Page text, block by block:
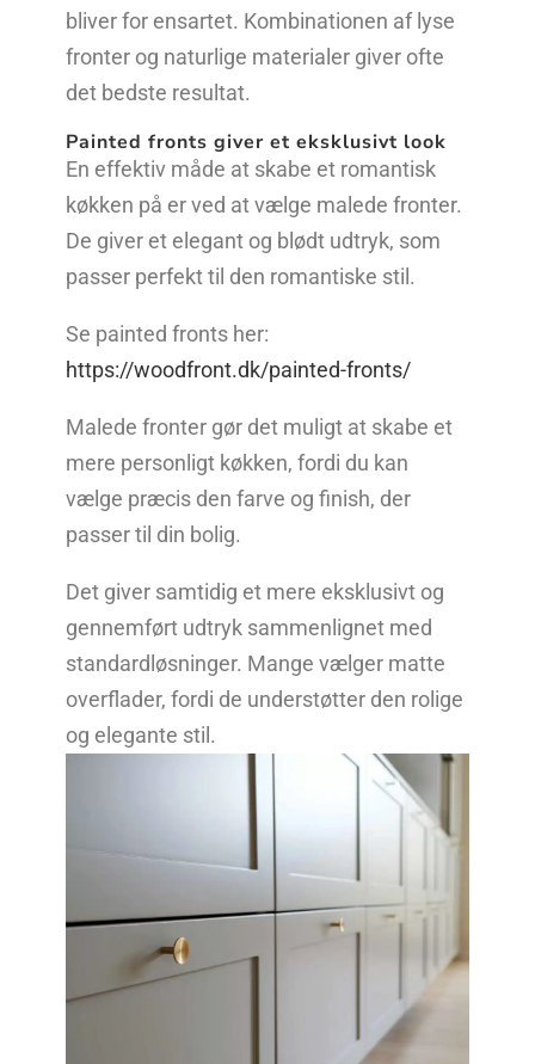
bliver for ensartet. Kombinationen af lyse
fronter og naturlige materialer giver ofte
det bedste resultat.
Painted fronts giver et eksklusivt look
En effektiv måde at skabe et romantisk
køkken på er ved at vælge malede fronter.
De giver et elegant og blødt udtryk, som
passer perfekt til den romantiske stil.
Se painted fronts her:
https://woodfront.dk/painted-fronts/
Malede fronter gør det muligt at skabe et
mere personligt køkken, fordi du kan
vælge præcis den farve og finish, der
passer til din bolig.
Det giver samtidig et mere eksklusivt og
gennemført udtryk sammenlignet med
standardløsninger. Mange vælger matte
overflader, fordi de understøtter den rolige
og elegante stil.